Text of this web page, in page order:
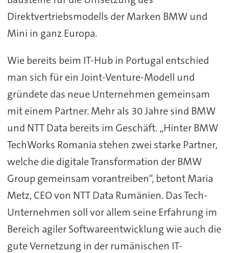
Direktvertriebsmodells der Marken BMW und
Mini in ganz Europa.
Wie bereits beim IT-Hub in Portugal entschied
man sich für ein Joint-Venture-Modell und
gründete das neue Unternehmen gemeinsam
mit einem Partner. Mehr als 30 Jahre sind BMW
und NTT Data bereits im Geschäft. „Hinter BMW
TechWorks Romania stehen zwei starke Partner,
welche die digitale Transformation der BMW
Group gemeinsam vorantreiben“, betont Maria
Metz, CEO von NTT Data Rumänien. Das Tech-
Unternehmen soll vor allem seine Erfahrung im
Bereich agiler Softwareentwicklung wie auch die
gute Vernetzung in der rumänischen IT-